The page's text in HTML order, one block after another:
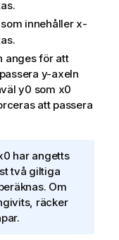
innehåller x-
anges för att
y-axeln
y0 som x0
att passera
har angetts
två giltiga
Om
räcker